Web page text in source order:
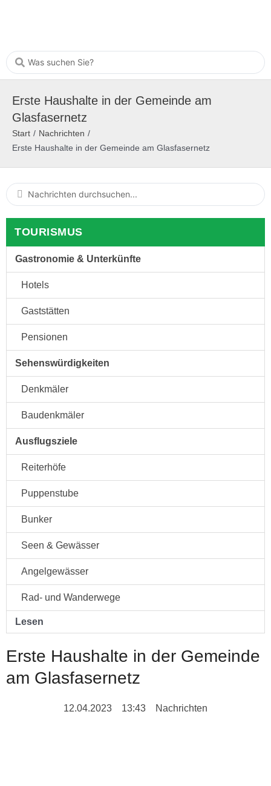
Erste Haushalte in der Gemeinde am
Glasfasernetz
Start / Nachrichten /
Erste Haushalte in der Gemeinde am Glasfasernetz
TOURISMUS
Gastronomie & Unterkünfte
Hotels
Gaststätten
Pensionen
Sehenswürdigkeiten
Denkmäler
Baudenkmäler
Ausflugsziele
Reiterhöfe
Puppenstube
Bunker
Seen & Gewässer
Angelgewässer
Rad- und Wanderwege
Lesen
Erste Haushalte in der Gemeinde
am Glasfasernetz
12.04.2023 13:43 Nachrichten